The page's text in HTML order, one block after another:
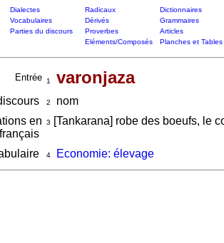
Dialectes Radicaux
Dictionnaires
Vocabulaires Dérivés
Grammaires
Parties du discours Proverbes
Articles
Eléments/Composés Planches et Tables
Entrée 1 varonjaza
2
nom
en
français
3 [Tankarana] robe des boeufs, le
4 Economie: élevage